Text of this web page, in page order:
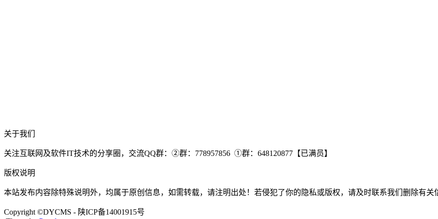
关于我们
关注互联网及软件IT技术的分享圈，交流QQ群：②群：778957856 ①群：648120877【已满员】
版权说明
本站发布内容除特殊说明外，均属于原创信息，如需转载，请注明出处！若侵犯了你的隐私或版权，请及时联系我们删除有关
Copyright ©DYCMS - 陕ICP备14001915号